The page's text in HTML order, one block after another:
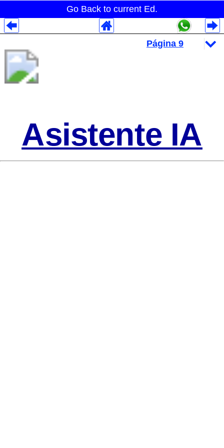
Go Back to current Ed.
Asistente IA
Despliegues Analytics
Despliegues Totales
Despliegues por Rubros